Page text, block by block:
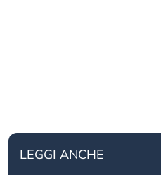
LEGGI ANCHE